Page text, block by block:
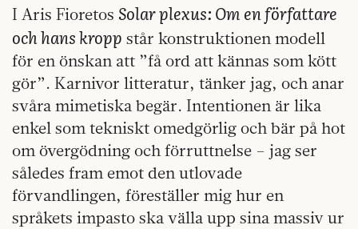
I Aris Fioretos Solar plexus: Om en författare
och hans kropp står konstruktionen modell
för en önskan att ”få ord att kännas som kött
gör”. Karnivor litteratur, tänker jag, och anar
svåra mimetiska begär. Intentionen är lika
enkel som tekniskt omedgörlig och bär på hot
om övergödning och förruttnelse – jag ser
således fram emot den utlovade
förvandlingen, föreställer mig hur en
språkets impasto ska välla upp sina massiv ur